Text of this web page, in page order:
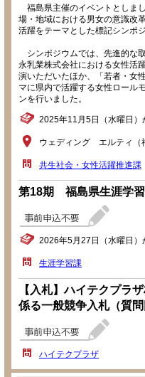
福島県主催のイベントとしま
場・地域における男女の意識改
活躍をテーマとした標記シンポ
シンポジウムでは、先進的な
永乳業株式会社における女性活
演いただいたほか、「若者・女
マに県内で活躍する女性ロール
ンを行いました。
2025年11月5日（水曜日）
ウェディング エルティ（
共生社会・女性活躍推進課
第18期 福島県生涯学習
2026年5月27日（水曜日）
生涯学習課
【入札】ハイテクプラ
係る一般競争入札（質
ハイテクプラザ